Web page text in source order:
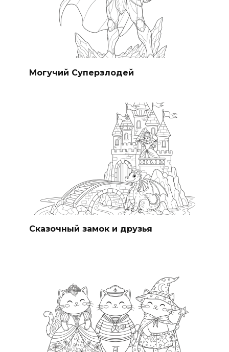
Могучий Суперзлодей
Сказочный замок и друзья